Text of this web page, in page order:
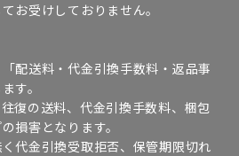
お受けしておりません。
配送料・代金引換手数料・返品事
す。
復の送料、代金引換手数料、梱包
損害となります。
代金引換受取拒否、保管期限切れ